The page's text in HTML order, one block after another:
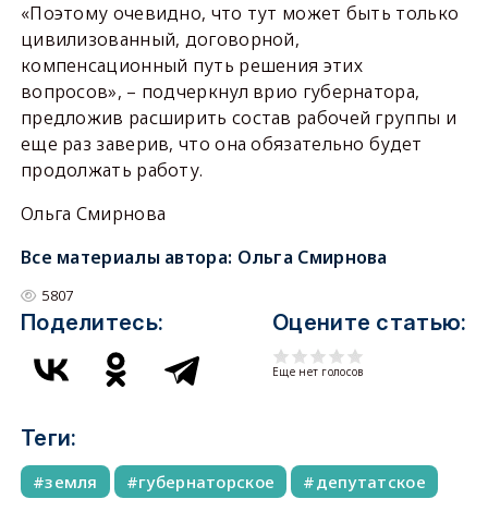
«Поэтому очевидно, что тут может быть только
цивилизованный, договорной,
компенсационный путь решения этих
вопросов», – подчеркнул врио губернатора,
предложив расширить состав рабочей группы и
еще раз заверив, что она обязательно будет
продолжать работу.
Ольга Смирнова
Все материалы автора: Ольга Смирнова
5807
Поделитесь: Оцените статью:
Еще нет голосов
Теги:
земля губернаторское депутатское